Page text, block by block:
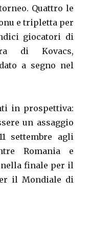
Quattro le
e tripletta per
giocatori di
di Kovacs,
a segno nel
in prospettiva:
un assaggio
settembre agli
Romania e
finale per il
il Mondiale di